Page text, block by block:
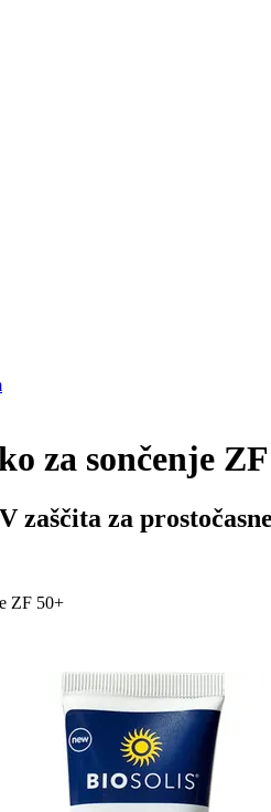
za sončenje
zaščita za
ZF 50+